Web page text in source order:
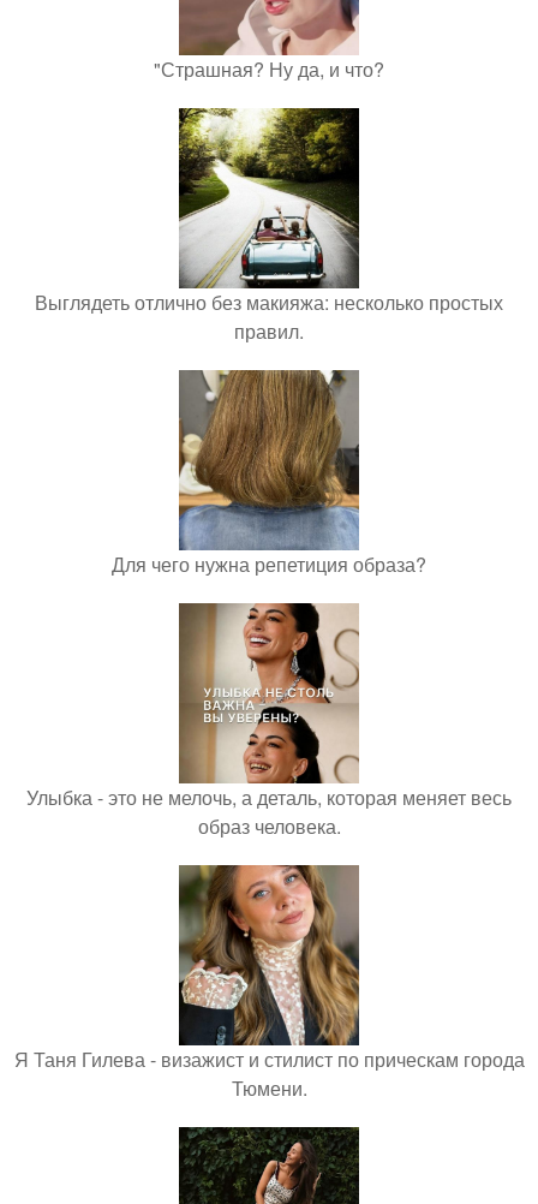
"Страшная? Ну да, и что?
Выглядеть отлично без макияжа: несколько простых
правил.
Для чего нужна репетиция образа?
Улыбка - это не мелочь, а деталь, которая меняет весь
образ человека.
Я Таня Гилева - визажист и стилист по прическам города
Тюмени.